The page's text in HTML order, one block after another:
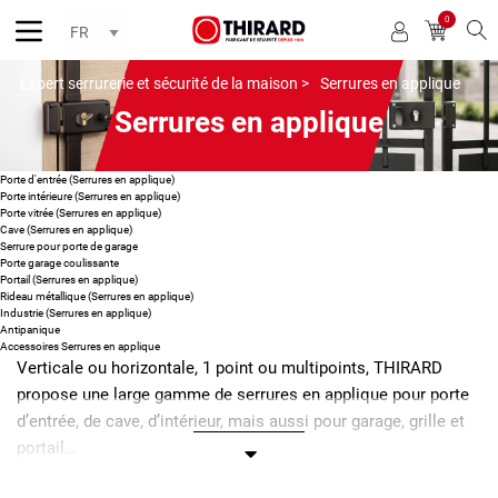
0
Expert serrurerie et sécurité de la maison > Serrures en applique
Serrures en applique
Porte d'entrée (Serrures en applique)
Porte intérieure (Serrures en applique)
Porte vitrée (Serrures en applique)
Cave (Serrures en applique)
Serrure pour porte de garage
Porte garage coulissante
Portail (Serrures en applique)
Rideau métallique (Serrures en applique)
Industrie (Serrures en applique)
Antipanique
Accessoires Serrures en applique
Verticale ou horizontale, 1 point ou multipoints, THIRARD
propose une large gamme de serrures en applique pour porte
d’entrée, de cave, d’intérieur, mais aussi pour garage, grille et
portail…